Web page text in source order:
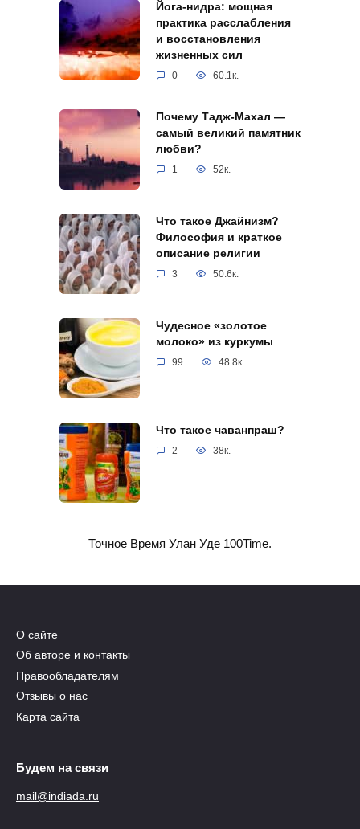
Йога-нидра: мощная
практика расслабления
и восстановления
жизненных сил
0 60.1к.
Почему Тадж-Махал —
самый великий памятник
любви?
1 52к.
Что такое Джайнизм?
Философия и краткое
описание религии
3 50.6к.
Чудесное «золотое
молоко» из куркумы
99 48.8к.
Что такое чаванпраш?
2 38к.
Точное Время Улан Уде 100Time.
О сайте
Об авторе и контакты
Правообладателям
Отзывы о нас
Карта сайта
Будем на связи
mail@indiada.ru